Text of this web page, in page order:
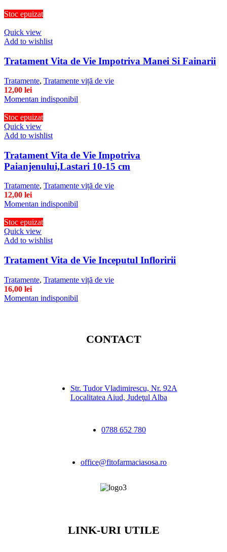
Stoc epuizat
Quick view
Add to wishlist
Tratament Vita de Vie Impotriva Manei Si Fainarii
Tratamente, Tratamente viță de vie
12,00 lei
Momentan indisponibil
Stoc epuizat
Quick view
Add to wishlist
Tratament Vita de Vie Impotriva
Paianjenului,Lastari 10-15 cm
Tratamente, Tratamente viță de vie
12,00 lei
Momentan indisponibil
Stoc epuizat
Quick view
Add to wishlist
Tratament Vita de Vie Inceputul Infloririi
Tratamente, Tratamente viță de vie
16,00 lei
Momentan indisponibil
CONTACT
Str. Tudor Vladimirescu, Nr. 92A
Localitatea Aiud, Judeţul Alba
0788 652 780
office@fitofarmaciasosa.ro
LINK-URI UTILE